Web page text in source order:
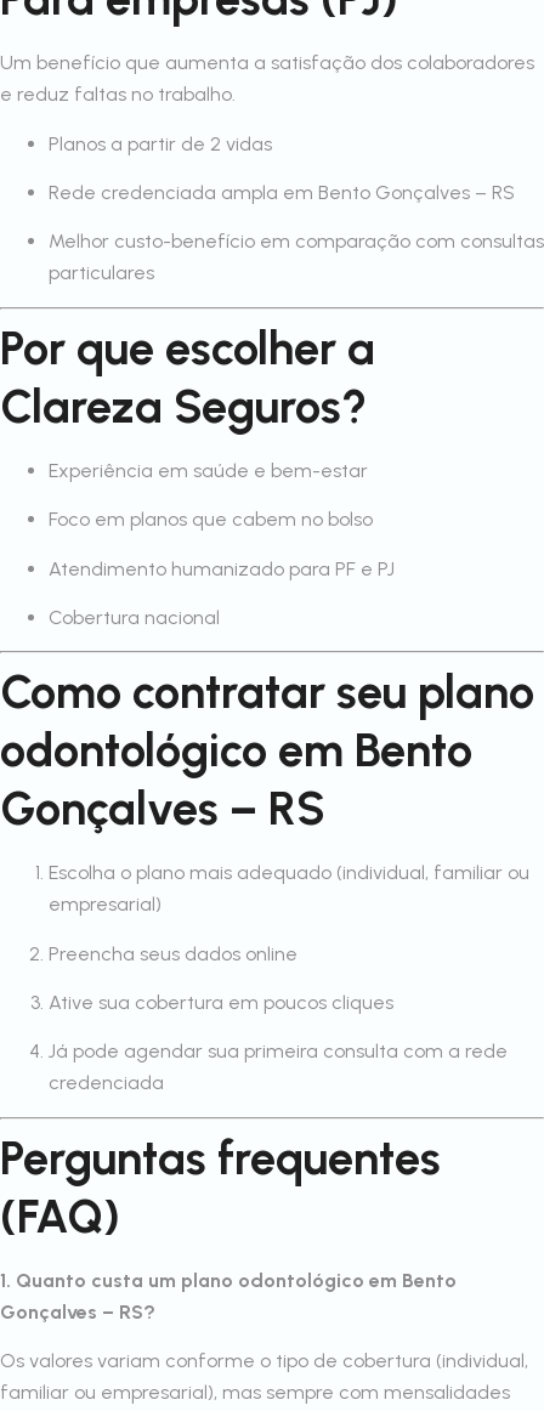
Um benefício que aumenta a satisfação dos colaboradores
e reduz faltas no trabalho.
Planos a partir de 2 vidas
Rede credenciada ampla em Bento Gonçalves – RS
Melhor custo-benefício em comparação com consultas
particulares
Por que escolher a
Clareza Seguros?
Experiência em saúde e bem-estar
Foco em planos que cabem no bolso
Atendimento humanizado para PF e PJ
Cobertura nacional
Como contratar seu plano
odontológico em Bento
Gonçalves – RS
Escolha o plano mais adequado (individual, familiar ou
empresarial)
Preencha seus dados online
Ative sua cobertura em poucos cliques
Já pode agendar sua primeira consulta com a rede
credenciada
Perguntas frequentes
(FAQ)
1. Quanto custa um plano odontológico em Bento
Gonçalves – RS?
Os valores variam conforme o tipo de cobertura (individual,
familiar ou empresarial), mas sempre com mensalidades